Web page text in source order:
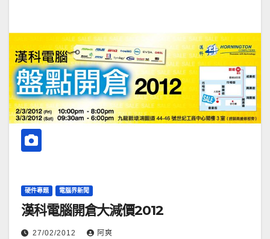
硬件專題 電腦界新聞
漢科電腦開倉大減價2012
27/02/2012 阿爽